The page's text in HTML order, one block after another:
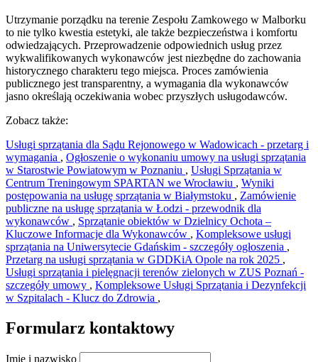
Utrzymanie porządku na terenie Zespołu Zamkowego w Malborku
to nie tylko kwestia estetyki, ale także bezpieczeństwa i komfortu
odwiedzających. Przeprowadzenie odpowiednich usług przez
wykwalifikowanych wykonawców jest niezbędne do zachowania
historycznego charakteru tego miejsca. Proces zamówienia
publicznego jest transparentny, a wymagania dla wykonawców
jasno określają oczekiwania wobec przyszłych usługodawców.
Zobacz także:
Usługi sprzątania dla Sądu Rejonowego w Wadowicach - przetarg i
wymagania , Ogłoszenie o wykonaniu umowy na usługi sprzątania
w Starostwie Powiatowym w Poznaniu , Usługi Sprzątania w
Centrum Treningowym SPARTAN we Wrocławiu , Wyniki
postępowania na usługę sprzątania w Białymstoku , Zamówienie
publiczne na usługę sprzątania w Łodzi - przewodnik dla
wykonawców , Sprzątanie obiektów w Dzielnicy Ochota –
Kluczowe Informacje dla Wykonawców , Kompleksowe usługi
sprzątania na Uniwersytecie Gdańskim - szczegóły ogłoszenia ,
Przetarg na usługi sprzątania w GDDKiA Opole na rok 2025 ,
Usługi sprzątania i pielęgnacji terenów zielonych w ZUS Poznań -
szczegóły umowy , Kompleksowe Usługi Sprzątania i Dezynfekcji
w Szpitalach - Klucz do Zdrowia ,
Formularz kontaktowy
Imię i nazwisko